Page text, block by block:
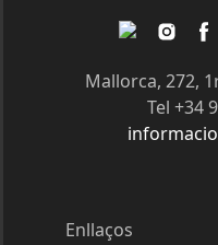
Enllaços
Mallorca, 272,
Tel +34